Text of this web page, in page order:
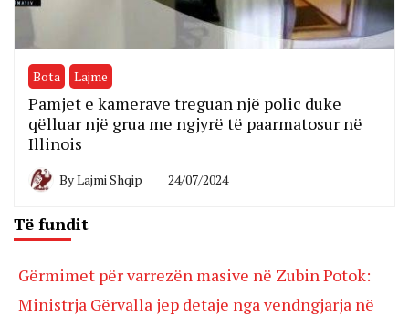
Bota Lajme
Pamjet e kamerave treguan një polic duke
qëlluar një grua me ngjyrë të paarmatosur në
Illinois
ByLajmi Shqip 24/07/2024
Të fundit
Gërmimet për varrezën masive në Zubin Potok:
Ministrja Gërvalla jep detaje nga vendngjarja në